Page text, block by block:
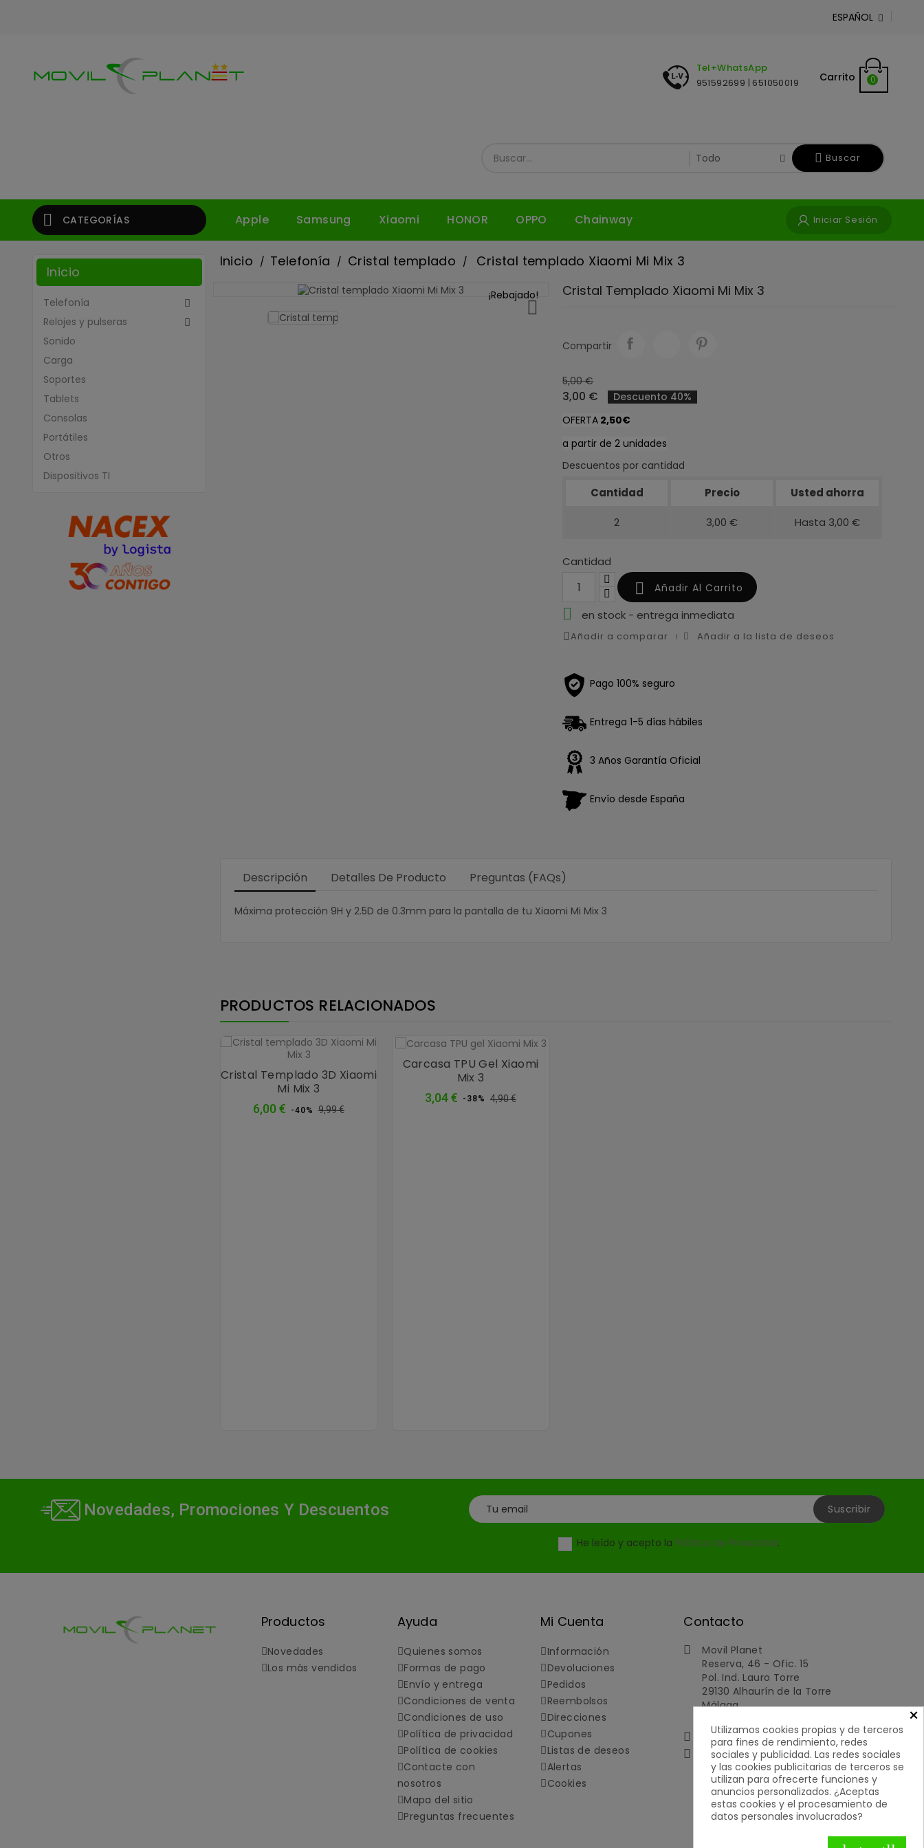
ESPAÑOL 
Carrito 0
Tel+WhatsApp
951592699 | 651050019
Buscar
Apple Samsung Xiaomi HONOR OPPO Chainway Iniciar Sesión
CATEGORÍAS

Inicio
Telefonía 
Relojes y pulseras 
Sonido
Carga
Soportes
Tablets
Consolas
Portátiles
Otros
Dispositivos TI
Inicio Telefonía Cristal templado Cristal templado Xiaomi Mi Mix 3
¡Rebajado!

Cristal Templado Xiaomi Mi Mix 3
Compartir
5,00 €
3,00 €
Descuento 40%
OFERTA 2,50€
a partir de 2 unidades
Descuentos por cantidad
Cantidad Precio Usted ahorra
2 3,00 € Hasta 3,00 €
Cantidad
 Añadir Al Carrito
 en stock - entrega inmediata
Añadir a comparar Añadir a la lista de deseos
Pago 100% seguro
Entrega 1-5 días hábiles
3 Años Garantía Oficial
Envío desde España
Descripción Detalles De Producto Preguntas (FAQs)
Máxima protección 9H y 2.5D de 0.3mm para la pantalla de tu Xiaomi Mi Mix 3
PRODUCTOS RELACIONADOS
Cristal Templado 3D Xiaomi
Mi Mix 3
6,00 € Precio
-40% 9,99 €Precio
Carcasa TPU Gel Xiaomi
Mix 3
3,04 € Precio
-38% 4,90 €Precio
Novedades, Promociones Y Descuentos
He leído y acepto la Política de Privacidad.
Productos
Novedades
Los más vendidos
Ayuda
Quienes somos
Formas de pago
Envío y entrega
Condiciones de venta
Condiciones de uso
Política de privacidad
Política de cookies
Contacte con
nosotros
Mapa del sitio
Preguntas frecuentes
Mi Cuenta
Información
Devoluciones
Pedidos
Reembolsos
Direcciones
Cupones
Listas de deseos
Alertas
Cookies
Contacto

Movil Planet
Reserva, 46 - Ofic. 15
Pol. Ind. Lauro Torre
29130 Alhaurín de la Torre
Málaga

951592699 | 651050019

contacto@movilplanet.eu
×
Utilizamos cookies propias y de terceros
para fines de rendimiento, redes
sociales y publicidad. Las redes sociales
y las cookies publicitarias de terceros se
utilizan para ofrecerte funciones y
anuncios personalizados. ¿Aceptas
estas cookies y el procesamiento de
datos personales involucrados?